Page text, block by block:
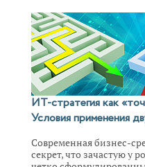
ИТ-стратегия как
Условия применения
Современная бизнес-
секрет, что зачастую у